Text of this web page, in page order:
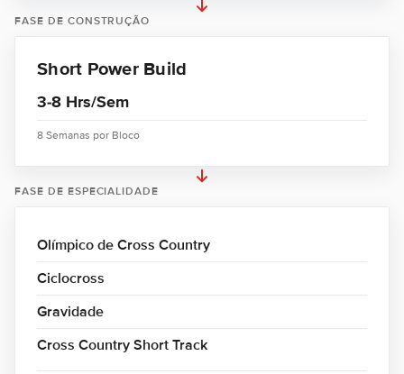
FASE DE CONSTRUÇÃO
Short Power Build
3-8 Hrs/Sem
8 Semanas por Bloco
FASE DE ESPECIALIDADE
Olímpico de Cross Country
Ciclocross
Gravidade
Cross Country Short Track